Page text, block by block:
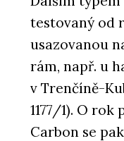
testovaný od
usazovanou
rám, např. u
v Trenčíně-
1177/1). O
Carbon se